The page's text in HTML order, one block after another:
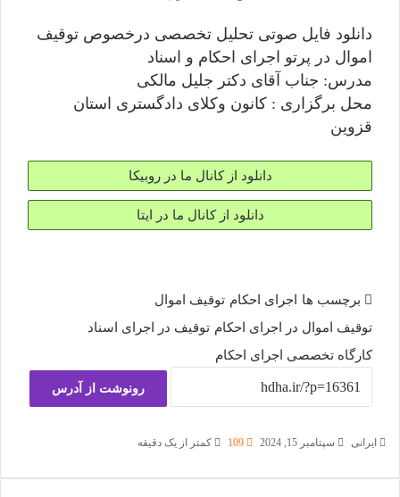
دانلود فایل صوتی تحلیل تخصصی درخصوص توقیف
اموال در پرتو اجرای احکام و اسناد
مدرس: جناب آقای دکتر جلیل مالکی
محل برگزاری : کانون وکلای دادگستری استان
قزوین
دانلود از کانال ما در روبیکا
دانلود از کانال ما در ایتا
برچسب ها اجرای احکام توقیف اموال
توقیف اموال در اجرای احکام توقیف در اجرای اسناد
کارگاه تخصصی اجرای احکام
رونوشت از آدرس
ایرانی سپتامبر 15, 2024 109 کمتر از یک دقیقه